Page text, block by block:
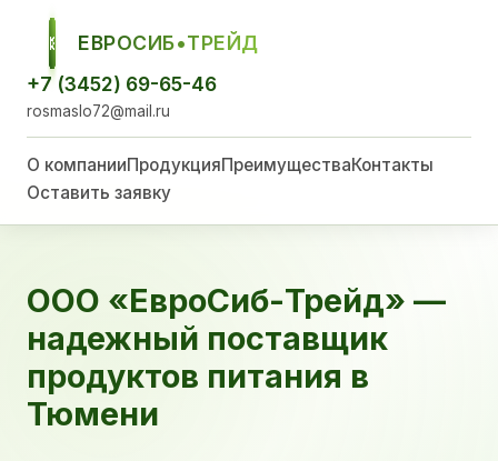
ЕСТ
ЕВРОСИБ•ТРЕЙД
+7 (3452) 69-65-46
rosmaslo72@mail.ru
О компанииПродукцияПреимуществаКонтакты
Оставить заявку
ООО «ЕвроСиб-Трейд» —
надежный поставщик
продуктов питания в
Тюмени